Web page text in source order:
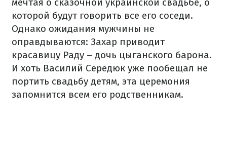
которой будут говорить все его соседи.
Однако ожидания мужчины не
оправдываются: Захар приводит
красавицу Раду – дочь цыганского барона.
И хоть Василий Середюк уже пообещал не
портить свадьбу детям, эта церемония
запомнится всем его родственникам.